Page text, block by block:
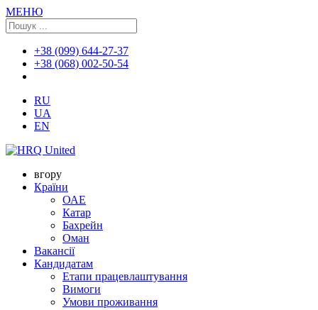
МЕНЮ
+38 (099) 644-27-37
+38 (068) 002-50-54
RU
UA
EN
вгору
Країни
ОАЕ
Катар
Бахрейн
Оман
Вакансії
Кандидатам
Етапи працевлаштування
Вимоги
Умови проживання